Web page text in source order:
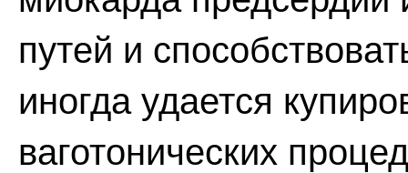
путей и
иногда удается
ваготонических